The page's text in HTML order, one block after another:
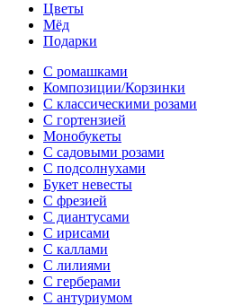
Цветы
Мёд
Подарки
С ромашками
Композиции/Корзинки
С классическими розами
С гортензией
Монобукеты
С садовыми розами
С подсолнухами
Букет невесты
С фрезией
С диантусами
С ирисами
С каллами
C лилиями
С герберами
С антуриумом